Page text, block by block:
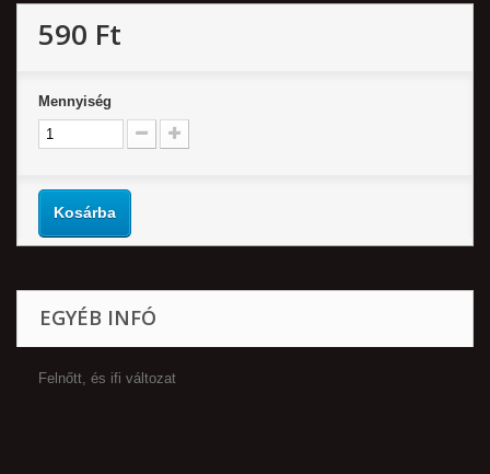
590 Ft‎
Mennyiség
Kosárba
EGYÉB INFÓ
Felnőtt, és ifi változat